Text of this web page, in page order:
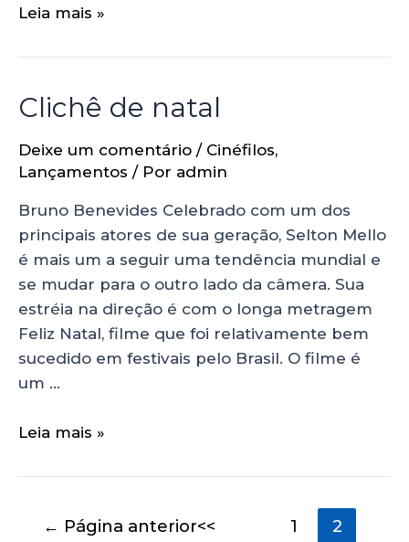
Leia mais »
Clichê de natal
Deixe um comentário / Cinéfilos,
Lançamentos / Por admin
Bruno Benevides Celebrado com um dos
principais atores de sua geração, Selton Mello
é mais um a seguir uma tendência mundial e
se mudar para o outro lado da câmera. Sua
estréia na direção é com o longa metragem
Feliz Natal, filme que foi relativamente bem
sucedido em festivais pelo Brasil. O filme é
um …
Leia mais »
← Página anterior 1 2